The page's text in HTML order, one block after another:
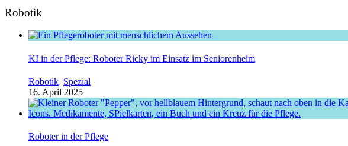
Robotik
KI in der Pflege: Roboter Ricky im Einsatz im Seniorenheim
Robotik, Spezial
16. April 2025
Roboter in der Pflege